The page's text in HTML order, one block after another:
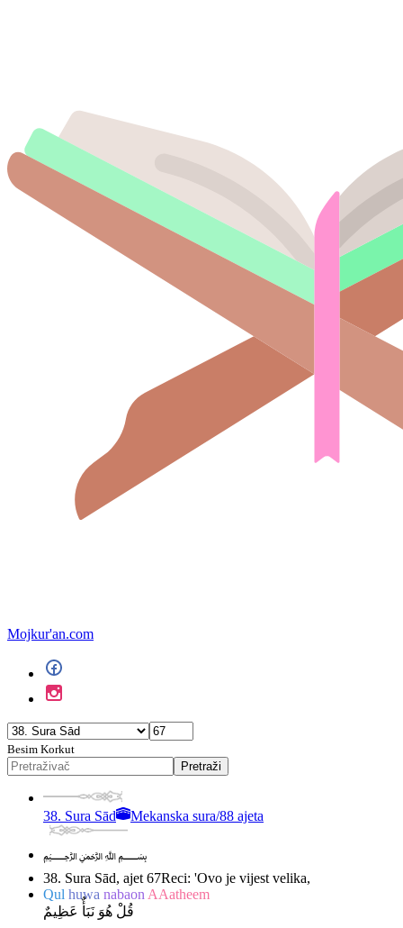
Mojkur'an.com
Besim Korkut
Pretraži
38. Sura Sād Mekanska sura/88 ajeta
﷽
38. Sura Sād, ajet 67Reci: 'Ovo je vijest velika,
Qul huwa nabaon AAatheem
قُلْ هُوَ نَبَأٌ عَظِيمٌ